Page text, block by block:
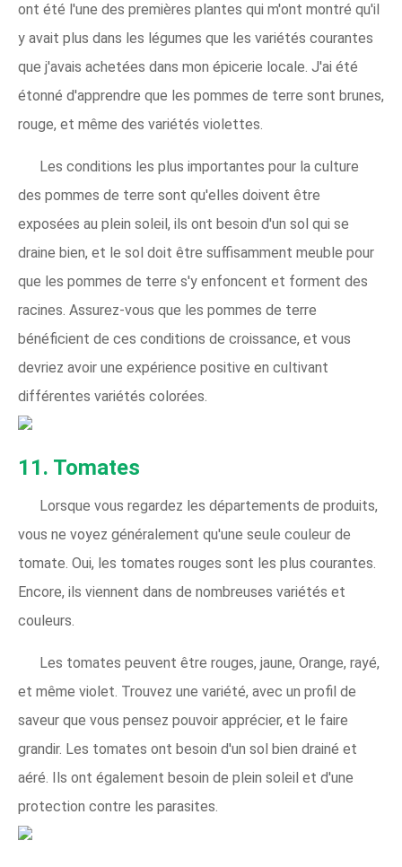
ont été l'une des premières plantes qui m'ont montré qu'il
y avait plus dans les légumes que les variétés courantes
que j'avais achetées dans mon épicerie locale. J'ai été
étonné d'apprendre que les pommes de terre sont brunes,
rouge, et même des variétés violettes.
Les conditions les plus importantes pour la culture
des pommes de terre sont qu'elles doivent être
exposées au plein soleil, ils ont besoin d'un sol qui se
draine bien, et le sol doit être suffisamment meuble pour
que les pommes de terre s'y enfoncent et forment des
racines. Assurez-vous que les pommes de terre
bénéficient de ces conditions de croissance, et vous
devriez avoir une expérience positive en cultivant
différentes variétés colorées.
11. Tomates
Lorsque vous regardez les départements de produits,
vous ne voyez généralement qu'une seule couleur de
tomate. Oui, les tomates rouges sont les plus courantes.
Encore, ils viennent dans de nombreuses variétés et
couleurs.
Les tomates peuvent être rouges, jaune, Orange, rayé,
et même violet. Trouvez une variété, avec un profil de
saveur que vous pensez pouvoir apprécier, et le faire
grandir. Les tomates ont besoin d'un sol bien drainé et
aéré. Ils ont également besoin de plein soleil et d'une
protection contre les parasites.